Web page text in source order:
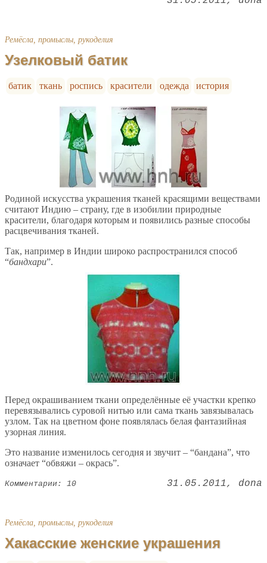
Ремёсла, промыслы, рукоделия
Узелковый батик
батик ткань роспись красители одежда история
Родиной искусства украшения тканей красящими веществами
считают Индию – страну, где в изобилии природные
красители, благодаря которым и появились разные способы
расцвечивания тканей.
Так, например в Индии широко распространился способ
“бандхари”.
Перед окрашиванием ткани определённые её участки крепко
перевязывались суровой нитью или сама ткань завязывалась
узлом. Так на цветном фоне появлялась белая фантазийная
узорная линия.
Это название изменилось сегодня и звучит – “бандана”, что
означает “обвяжи – окрась”.
Комментарии: 10 31.05.2011 dona
Ремёсла, промыслы, рукоделия
Хакасские женские украшения